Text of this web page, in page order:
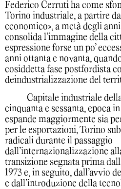
Federico Cerruti ha come
Torino industriale, a partire
economico», a metà degli
consolida l’immagine della
espressione forse un po’
anni ottanta e novanta,
cosiddetta fase postfordista
deindustrializzazione del
Capitale industriale
cinquanta e sessanta, epoca
espande maggiormente sia
per le esportazioni, Torino
radicali durante il passaggio
dall’internazionalizzazione
transizione segnata prima
1973 e, in seguito, dall’avvio
e dall’introduzione della